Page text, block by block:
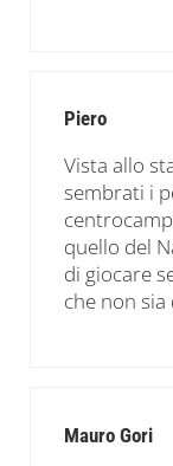
Piero
Vista allo
sembrati i
quello del
di giocare
che non
Mauro Gori